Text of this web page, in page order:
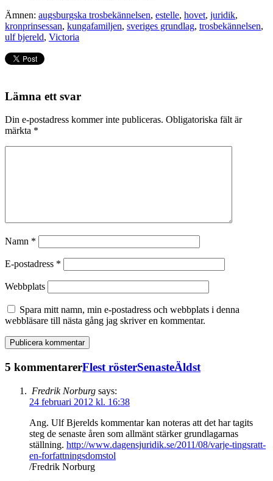
Ämnen: augsburgska trosbekännelsen, estelle, hovet, juridik,
kronprinsessan, kungafamiljen, sveriges grundlag, trosbekännelsen,
ulf bjereld, Victoria
Lämna ett svar
Din e-postadress kommer inte publiceras. Obligatoriska fält är
märkta *
Namn *
E-postadress *
Webbplats
Spara mitt namn, min e-postadress och webbplats i denna
webbläsare till nästa gång jag skriver en kommentar.
5 kommentarerFlest rösterSenasteÄldst
Fredrik Norburg says:
24 februari 2012 kl. 16:38
Ang. Ulf Bjerelds kommentar kan noteras att det har tagits
steg de senaste åren som allmänt stärker grundlagarnas
ställning. http://www.dagensjuridik.se/2011/08/varje-tingsratt-
en-forfattningsdomstol
/Fredrik Norburg